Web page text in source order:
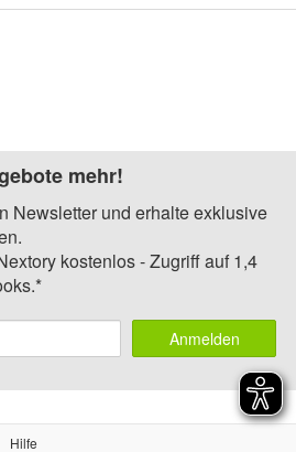
mehr!
Newsletter und erhalte exklusive
kostenlos - Zugriff auf 1,4
Anmelden
Hilfe